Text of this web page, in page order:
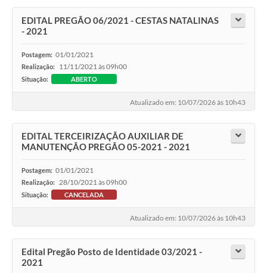
EDITAL PREGÃO 06/2021 - CESTAS NATALINAS
- 2021
Postagem: 01/01/2021
Realização: 11/11/2021 às 09h00
Situação: ABERTO
Atualizado em: 10/07/2026 às 10h43
EDITAL TERCEIRIZAÇÃO AUXILIAR DE
MANUTENÇÃO PREGÃO 05-2021 - 2021
Postagem: 01/01/2021
Realização: 28/10/2021 às 09h00
Situação: CANCELADA
Atualizado em: 10/07/2026 às 10h43
Edital Pregão Posto de Identidade 03/2021 -
2021